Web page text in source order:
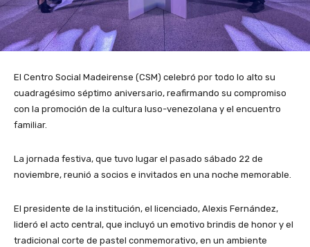
El Centro Social Madeirense (CSM) celebró por todo lo alto su
cuadragésimo séptimo aniversario, reafirmando su compromiso
con la promoción de la cultura luso-venezolana y el encuentro
familiar.
La jornada festiva, que tuvo lugar el pasado sábado 22 de
noviembre, reunió a socios e invitados en una noche memorable.
​El presidente de la institución, el licenciado, Alexis Fernández,
lideró el acto central, que incluyó un emotivo brindis de honor y el
tradicional corte de pastel conmemorativo, en un ambiente